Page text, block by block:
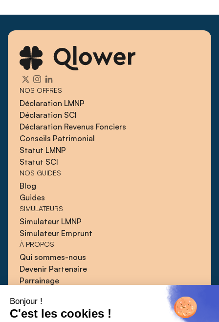
Bonjour !
C'est les cookies !
NOS OFFRES
Déclaration LMNP
Déclaration SCI
Déclaration Revenus Fonciers
Conseils Patrimonial
Statut LMNP
Statut SCI
NOS GUIDES
Blog
Guides
SIMULATEURS
Simulateur LMNP
Simulateur Emprunt
À PROPOS
Qui sommes-nous
Devenir Partenaire
Parrainage
Guides
Presse